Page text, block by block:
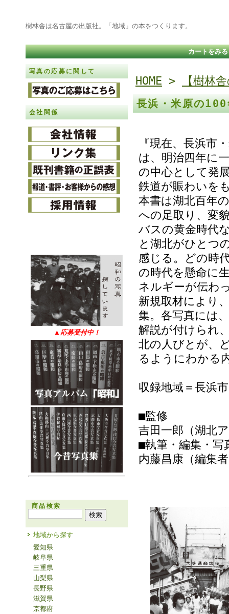
樹林舎は名古屋の出版社。「地域」の本をつくります。
カートをみる
写真の応募に関して
会社関係
▲ 応募受付中！
商品検索
地域から探す
愛知県
岐阜県
三重県
山梨県
長野県
滋賀県
京都府
HOME > 【樹林
長浜・米原の
『現在、長浜市
は、明治四年に
の中心として発
鉄道が賑わいを
本書は湖北百年
への足取り、変
バスの黄金時代
と湖北がひとつ
感じる。どの時
の時代を懸命に
ネルギーが伝わ
新規取材により
集。各写真には
解説が付けられ
北の人びとが、
るようにわかる
収録地域＝長浜
■監修
吉田一郎（湖北
■執筆・編集・写
内藤昌康（編集